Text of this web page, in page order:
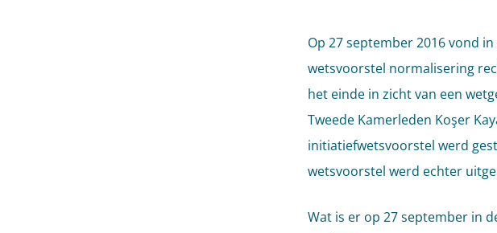
Op 27 september 2016 vond
wetsvoorstel normalisering
het einde in zicht van een
Tweede Kamerleden Koşer
initiatiefwetsvoorstel werd
wetsvoorstel werd echter
Wat is er op 27 september in